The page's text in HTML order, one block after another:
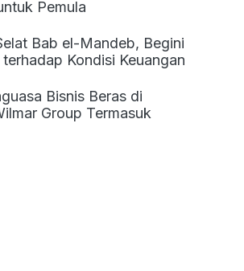
Pemula
Bab el-Mandeb, Begini
Kondisi Keuangan
Bisnis Beras di
Group Termasuk